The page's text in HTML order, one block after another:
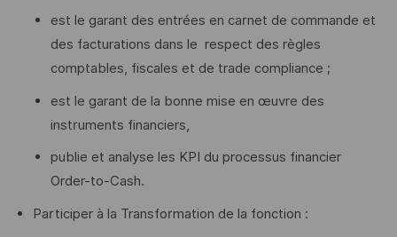
est le garant des entrées en carnet de commande et
des facturations dans le respect des règles
comptables, fiscales et de trade compliance ;
est le garant de la bonne mise en œuvre des
instruments financiers,
publie et analyse les KPI du processus financier
Order-to-Cash.
Participer à la Transformation de la fonction :